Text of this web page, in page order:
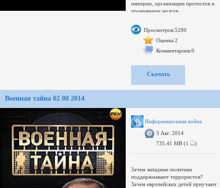
империи, организации протестов и
промывании мозгов.
http://poznavatelnoe.tv/
Депутат Евгений Фёдоров:
http://eafedorov.ru
Народное освободительное
движение:
http://засвободу.рф
тех, кто хочет понять тайны
политики и глобального
Просмотров:5280
Оценка:2
Комментариев:0
Скачать
Военная тайна 02 08 2014
Информационная война
3 Авг. 2014
735.41 MB (1
)
Зачем западные политики
поддержиавают террористов?
Зачем европейских детей приучают